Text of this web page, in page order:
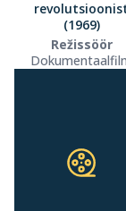
(1969)
Režissöör